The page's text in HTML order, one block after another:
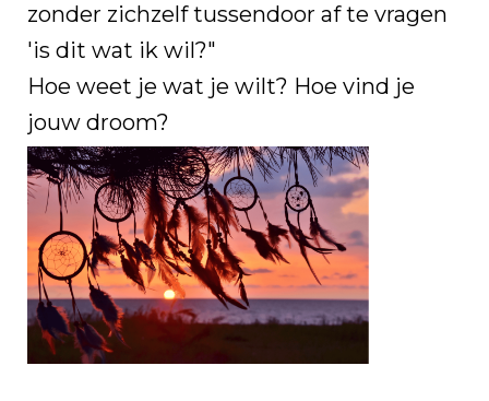
zonder zichzelf tussendoor af te vragen
'is dit wat ik wil?"
Hoe weet je wat je wilt? Hoe vind je
jouw droom?